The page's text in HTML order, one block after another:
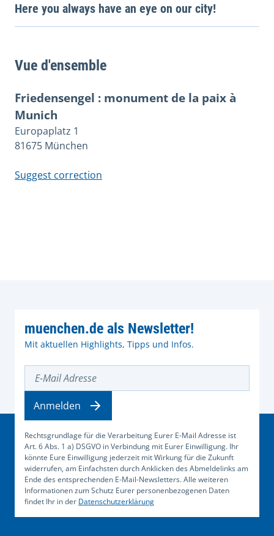
Here you always have an eye on our city!
Vue d'ensemble
Friedensengel : monument de la paix à
Munich
Europaplatz 1
81675 München
Suggest correction
muenchen.de als Newsletter!
Mit aktuellen Highlights, Tipps und Infos.
Rechtsgrundlage für die Verarbeitung Eurer E-Mail Adresse ist
Art. 6 Abs. 1 a) DSGVO in Verbindung mit Eurer Einwilligung. Ihr
könnte Eure Einwilligung jederzeit mit Wirkung für die Zukunft
widerrufen, am Einfachsten durch Anklicken des Abmeldelinks am
Ende des entsprechenden E-Mail-Newsletters. Alle weiteren
Informationen zum Schutz Eurer personenbezogenen Daten
findet Ihr in der Datenschutzerklärung
Anmelden